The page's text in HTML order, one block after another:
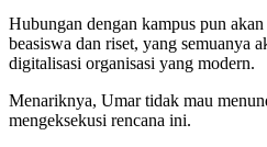
Hubungan dengan kampus pun
beasiswa dan riset, yang semuanya
digitalisasi organisasi yang modern.
Menariknya, Umar tidak mau
mengeksekusi rencana ini.